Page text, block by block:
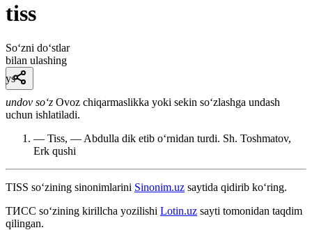
tiss
So‘zni do‘stlar
bilan ulashing
ys
undov so‘z Ovoz chiqarmaslikka yoki sekin soʻzlashga undash
uchun ishlatiladi.
— Tiss, — Abdulla dik etib oʻrnidan turdi. Sh. Toshmatov,
Erk qushi
TISS so‘zining sinonimlarini Sinonim.uz saytida qidirib ko‘ring.
ТИСС so‘zining kirillcha yozilishi Lotin.uz sayti tomonidan taqdim
qilingan.